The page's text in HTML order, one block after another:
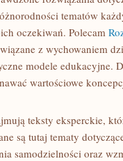
tematów
oczekiwań. Polecam
z wychowaniem
modele edukacyjne.
wartościowe
teksty eksperckie,
są tutaj tematy
samodzielności oraz